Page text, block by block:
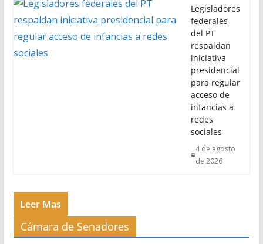
Legisladores
federales
del PT
respaldan
iniciativa
presidencial
para regular
acceso de
infancias a
redes
sociales
4 de agosto
de 2026
Leer Mas
Cámara de Senadores